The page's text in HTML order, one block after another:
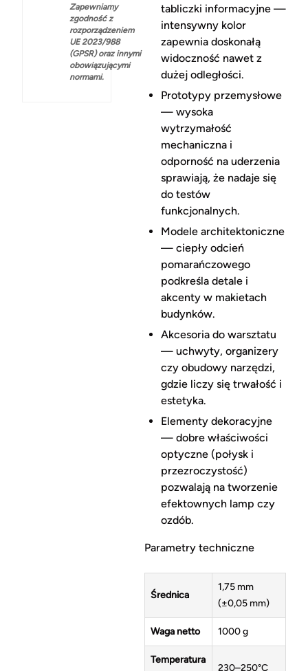
Zapewniamy
zgodność z
rozporządzeniem
UE 2023/988
(GPSR) oraz innymi
obowiązującymi
normami.
tabliczki informacyjne —
intensywny kolor
zapewnia doskonałą
widoczność nawet z
dużej odległości.
Prototypy przemysłowe
— wysoka
wytrzymałość
mechaniczna i
odporność na uderzenia
sprawiają, że nadaje się
do testów
funkcjonalnych.
Modele architektoniczne
— ciepły odcień
pomarańczowego
podkreśla detale i
akcenty w makietach
budynków.
Akcesoria do warsztatu
— uchwyty, organizery
czy obudowy narzędzi,
gdzie liczy się trwałość i
estetyka.
Elementy dekoracyjne
— dobre właściwości
optyczne (połysk i
przezroczystość)
pozwalają na tworzenie
efektownych lamp czy
ozdób.
Parametry techniczne
Średnica
1,75 mm
(±0,05 mm)
Waga netto 1000 g
Temperatura
230–250°C